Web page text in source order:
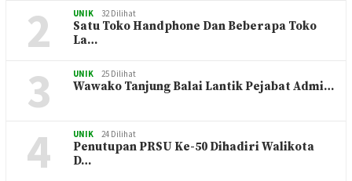
2 UNIK 32 Dilihat
Satu Toko Handphone Dan Beberapa Toko
La…
3 UNIK 25 Dilihat
Wawako Tanjung Balai Lantik Pejabat Admi…
4 UNIK 24 Dilihat
Penutupan PRSU Ke-50 Dihadiri Walikota
D…